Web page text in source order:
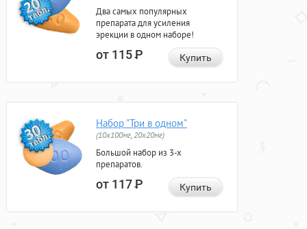
Два самых популярных
препарата для усиления
эрекции в одном наборе!
от 115Р Купить
Набор "Три в одном"
(10x100мг, 20x20мг)
Большой набор из 3-х
препаратов.
от 117Р Купить